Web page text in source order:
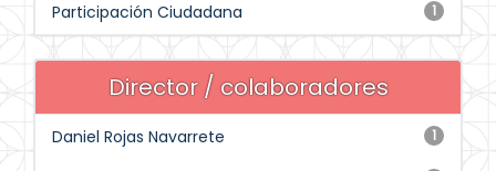
1
Participación Ciudadana
Director / colaboradores
1
Daniel Rojas Navarrete